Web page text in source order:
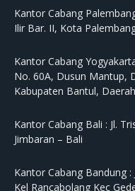
Kantor Cabang
Ilir Bar. II, Kota
Kantor Cabang
No. 60A, Dusun Mantup,
Kabupaten Bantul,
Kantor Cabang Bali : Jl.
Jimbaran – Bali
Kantor Cabang Bandung :
Kel Rancabolang Kec